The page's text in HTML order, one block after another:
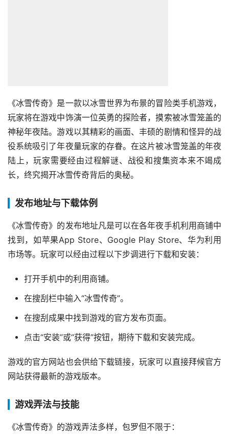
《冰雪传奇》是一款以冰雪世界为布景的冒险类手机游戏，
玩家将在游戏中饰演一位英勇的探险者，摸索被冰雪笼盖的
神秘年夜陆。游戏以其精彩的画面、丰硕的剧情和怪异的战
役系统吸引了年夜量玩家的存眷。在这片被冰雪笼盖的年夜
陆上，玩家需要经由过程解谜、战役和搜集资本来不竭成
长，终究揭开冰雪传奇背后的奥秘。
发布地址与下载体例
《冰雪传奇》的发布地址凡是可以在各年夜手机利用商铺中
找到，如苹果App Store、Google Play Store、华为利用
市场等。玩家可以经由过程以下步调进行下载和安装：
打开手机中的利用商铺。
在搜刮栏中输入“冰雪传奇”。
在搜刮成果中找到游戏的官方发布页面。
点击“安装”或“获得”按钮，期待下载和安装完成。
游戏的官方网站也会供给下载链接，玩家可以直接拜候官方
网站获得最新的游戏版本。
游戏弄法与技能
《冰雪传奇》的游戏弄法多样，包罗但不限于：